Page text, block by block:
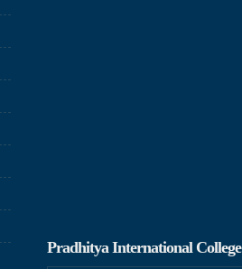
Pradhitya International College